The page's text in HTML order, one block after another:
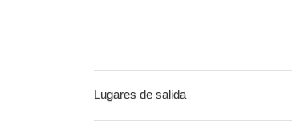
Lugares de salida